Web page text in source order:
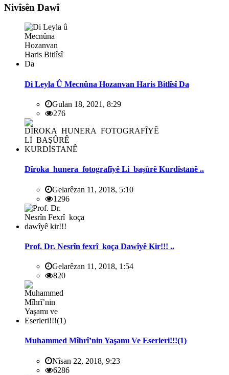
Nivîsên Dawî
Di Leyla Û Mecnûna Hozanvan Haris Bitlîsî Da
Gulan 18, 2021, 8:29
276
Dîroka hunera fotografîyê Li başûrê Kurdistanê ..
Gelarêzan 11, 2018, 5:10
1296
Prof. Dr. Nesrîn fexrî koça Dawîyê Kir!!! ..
Gelarêzan 11, 2018, 1:54
820
Muhammed Mîhrî’nin Yaşamı Ve Eserleri!!!(1)
Nîsan 22, 2018, 9:23
6286